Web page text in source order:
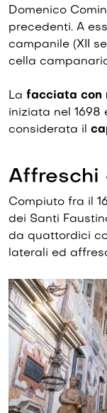
Domenico
precedenti. A
campanile (XII
cella
La faccia­ta con
iniziata nel 1698
considerata il
Affreschi
Compiu­to fra il
dei Santi
da quattordici
laterali ed